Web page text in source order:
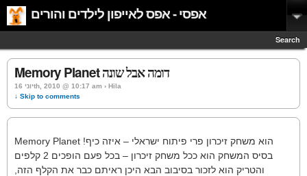
אפסי - אפס לאייפון לילדים והורים
Search
Memory Planet דומה אבל שונה
יוני 16th, 2010 @ 10:17 am › Hila
↓ Skip to comments
Memory Planet הוא משחק זיכרון פרי פיתוח ישראלי – איזה כיף!
בסיס המשחק הוא ככל משחק זיכרון – בכל פעם הופכים 2 קלפים
והטריק הוא לזכור בסיבוב הבא היכן ראיתם כבר את הקלף הזה,